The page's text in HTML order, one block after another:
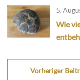
5.
Wie
Vorheriger